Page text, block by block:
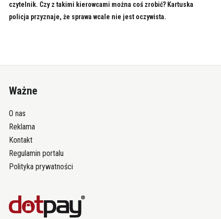
czytelnik. Czy z takimi kierowcami można coś zrobić? Kartuska
policja przyznaje, że sprawa wcale nie jest oczywista.
Ważne
O nas
Reklama
Kontakt
Regulamin portalu
Polityka prywatności